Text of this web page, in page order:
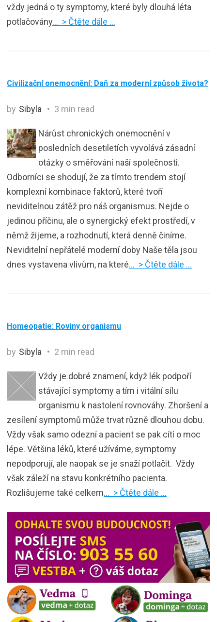
vždy jedná o ty symptomy, které byly dlouhá léta
potlačovány… > Čtěte dále …
Civilizační onemocnění: Daň za moderní způsob života?
by Sibyla 3 min read
Nárůst chronických onemocnění v
posledních desetiletích vyvolává zásadní
otázky o směřování naší společnosti.
Odborníci se shodují, že za tímto trendem stojí
komplexní kombinace faktorů, které tvoří
neviditelnou zátěž pro náš organismus. Nejde o
jedinou příčinu, ale o synergický efekt prostředí, v
němž žijeme, a rozhodnutí, která denně činíme.
Neviditelní nepřátelé moderní doby Naše těla jsou
dnes vystavena vlivům, na které… > Čtěte dále …
Homeopatie: Roviny organismu
by Sibyla 2 min read
Vždy je dobré znamení, když lék podpoří
stávající symptomy a tím i vitální sílu
organismu k nastolení rovnováhy. Zhoršení a
zesílení symptomů může trvat různě dlouhou dobu.
Vždy však samo odezní a pacient se pak cítí o moc
lépe. Většina léků, které užíváme, symptomy
nepodporují, ale naopak se je snaží potlačit. Vždy
však záleží na stavu konkrétního pacienta.
Rozlišujeme také celkem… > Čtěte dále …